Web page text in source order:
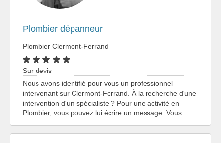
Plombier dépanneur
Plombier Clermont-Ferrand
Sur devis
Nous avons identifié pour vous un professionnel
intervenant sur Clermont-Ferrand. À la recherche d'une
intervention d'un spécialiste ? Pour une activité en
Plombier, vous pouvez lui écrire un message. Vous…